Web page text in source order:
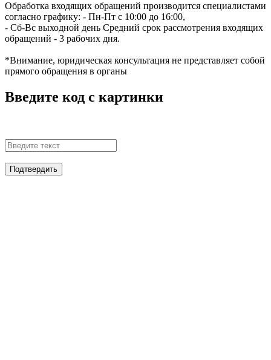
Обработка входящих обращений производится специалистами
согласно графику: - Пн-Пт с 10:00 до 16:00,
- Сб-Вс выходной день Средний срок рассмотрения входящих
обращений - 3 рабочих дня.
*Внимание, юридическая консультация не представляет собой
прямого обращения в органы
Введите код с картинки
Подтвердить